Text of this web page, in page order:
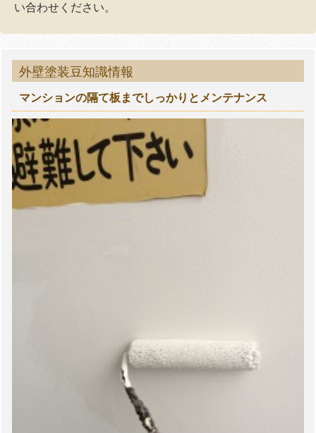
い合わせください。
外壁塗装豆知識情報
マンションの隔て板までしっかりとメンテナンス